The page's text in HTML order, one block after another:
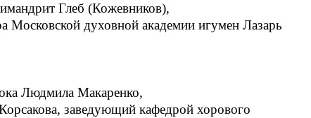
Глеб (Кожевников),
Московской духовной академии игумен Лазарь
Людмила Макаренко,
заведующий кафедрой хорового